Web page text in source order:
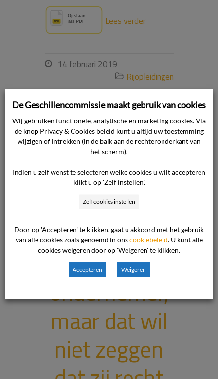
Lees verder
 14 februari 2019
 Rijopleidingen
De
consument
heeft geen
vertrouwen
meer in de
ondernemer,
maar dat wil
niet zeggen
De Geschillencommissie maakt gebruik van cookies
Wij gebruiken functionele, analytische en marketing cookies. Via
de knop Privacy & Cookies beleid kunt u altijd uw toestemming
wijzigen of intrekken (in de balk aan de rechteronderkant van
het scherm).
Indien u zelf wenst te selecteren welke cookies u wilt accepteren
klikt u op 'Zelf instellen'.
Zelf cookies instellen
Door op 'Accepteren' te klikken, gaat u akkoord met het gebruik
van alle cookies zoals genoemd in onscookiebeleid. U kunt alle
cookies weigeren door op 'Weigeren' te klikken.
Accepteren Weigeren